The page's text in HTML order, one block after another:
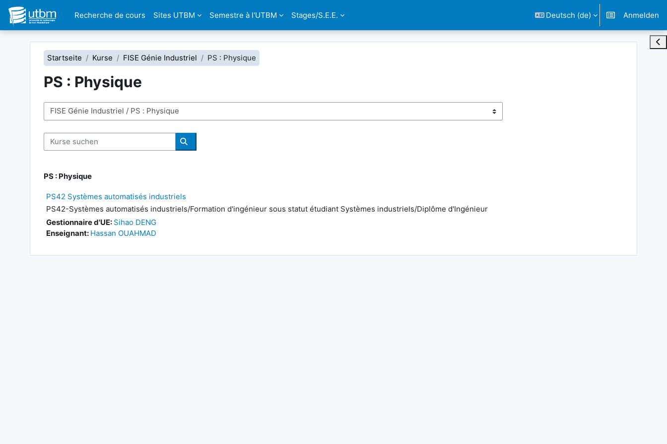
Zum Hauptinhalt
Recherche de cours
Sites UTBM Semestre à l'UTBM Stages/S.E.E. Deutsch ‎(de)‎ Anmelden
Startseite
Kurse FISE Génie Industriel PS : Physique
PS : Physique
Kursbereiche
Kurse suchen
Kurse suchen
PS : Physique
PS42 Systèmes automatisés industriels
PS42-Systèmes automatisés industriels/Formation d'ingénieur sous statut étudiant Systèmes industriels/Diplôme d'Ingénieur
Gestionnaire d'UE: Sihao DENG
Enseignant: Hassan OUAHMAD